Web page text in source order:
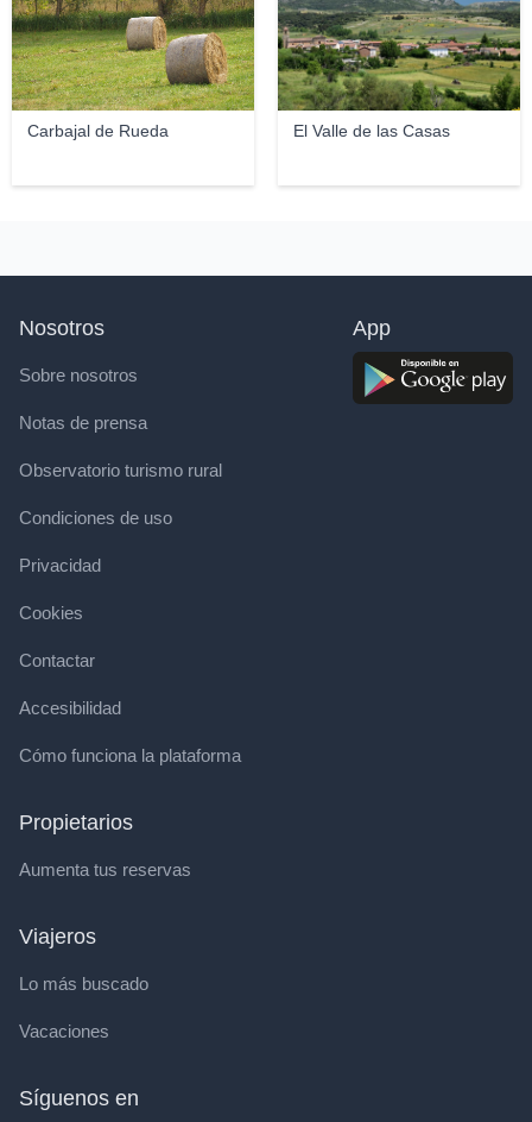
Carbajal de Rueda El Valle de las Casas
Nosotros
Sobre nosotros
Notas de prensa
Observatorio turismo rural
Condiciones de uso
Privacidad
Cookies
Contactar
Accesibilidad
Cómo funciona la plataforma
Propietarios
Aumenta tus reservas
Viajeros
Lo más buscado
Vacaciones
App
Síguenos en